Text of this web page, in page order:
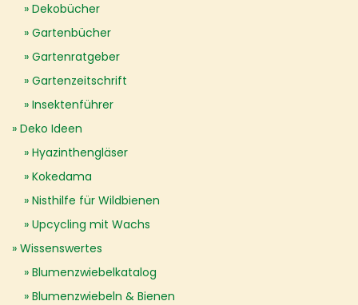
Dekobücher
Gartenbücher
Gartenratgeber
Gartenzeitschrift
Insektenführer
Deko Ideen
Hyazinthengläser
Kokedama
Nisthilfe für Wildbienen
Upcycling mit Wachs
Wissenswertes
Blumenzwiebelkatalog
Blumenzwiebeln & Bienen